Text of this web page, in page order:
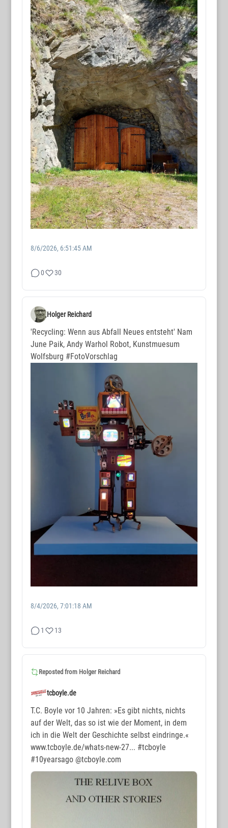
8/6/2026, 6:51:45 AM
0 30
Holger Reichard
'Recycling: Wenn aus Abfall Neues entsteht' Nam
June Paik, Andy Warhol Robot, Kunstmuesum
Wolfsburg #FotoVorschlag
8/4/2026, 7:01:18 AM
1 13
Reposted from Holger Reichard
tcboyle.de
T.C. Boyle vor 10 Jahren: »Es gibt nichts, nichts
auf der Welt, das so ist wie der Moment, in dem
ich in die Welt der Geschichte selbst eindringe.«
www.tcboyle.de/whats-new-27... #tcboyle
#10yearsago@tcboyle.com
WORTMAX
www.wortmax.de
Buchvorstellungen und Beobachtungen
www.wortmax.com
Das Kreativ-Netzwerk
KONTAKT
www.wortmax.net
Holger Reichard